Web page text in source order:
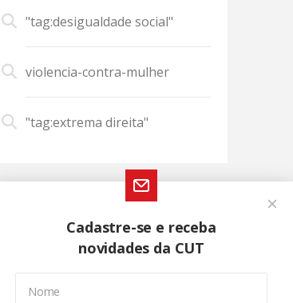
"tag:desigualdade social"
violencia-contra-mulher
"tag:extrema direita"
Cadastre-se e receba
novidades da CUT
Nome